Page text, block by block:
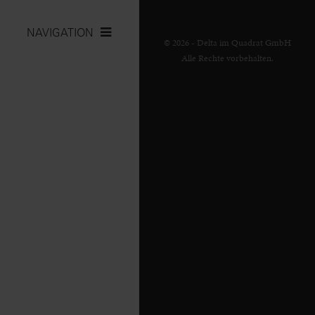
NAVIGATION
© 2026 - Delta im Quadrat GmbH
Alle Rechte vorbehalten.